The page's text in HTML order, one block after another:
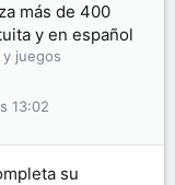
más de 400
y en español
juegos
13:02
su